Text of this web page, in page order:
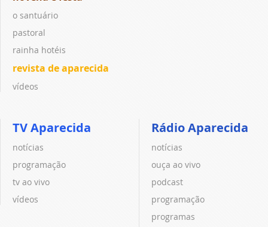
o santuário
pastoral
rainha hotéis
revista de aparecida
vídeos
TV Aparecida
notícias
programação
tv ao vivo
vídeos
Rádio Aparecida
notícias
ouça ao vivo
podcast
programação
programas